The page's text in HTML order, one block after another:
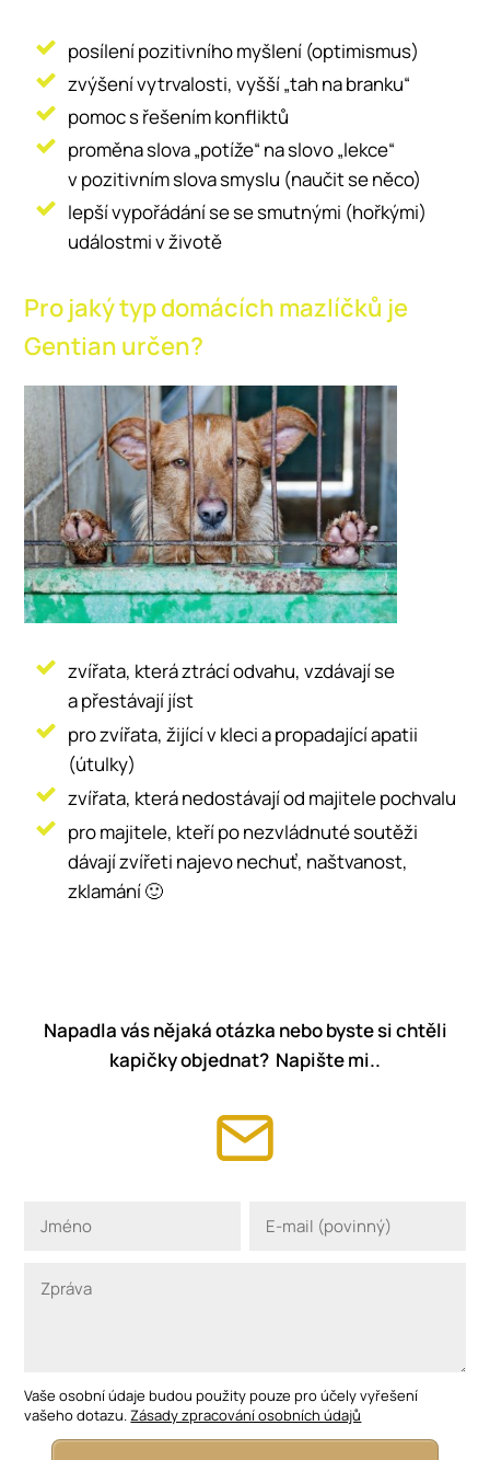
posílení pozitivního myšlení (optimismus)
zvýšení vytrvalosti, vyšší „tah na branku“
pomoc s řešením konfliktů
proměna slova „potíže“ na slovo „lekce“
v pozitivním slova smyslu (naučit se něco)
lepší vypořádání se se smutnými (hořkými)
událostmi v životě
Pro jaký typ domácích mazlíčků je
Gentian určen?
zvířata, která ztrácí odvahu, vzdávají se
a přestávají jíst
pro zvířata, žijící v kleci a propadající apatii
(útulky)
zvířata, která nedostávají od majitele pochvalu
pro majitele, kteří po nezvládnuté soutěži
dávají zvířeti najevo nechuť, naštvanost,
zklamání 🙂
Napadla vás nějaká otázka nebo byste si chtěli
kapičky objednat? Napište mi..
Vaše osobní údaje budou použity pouze pro účely vyřešení
vašeho dotazu.Zásady zpracování osobních údajů